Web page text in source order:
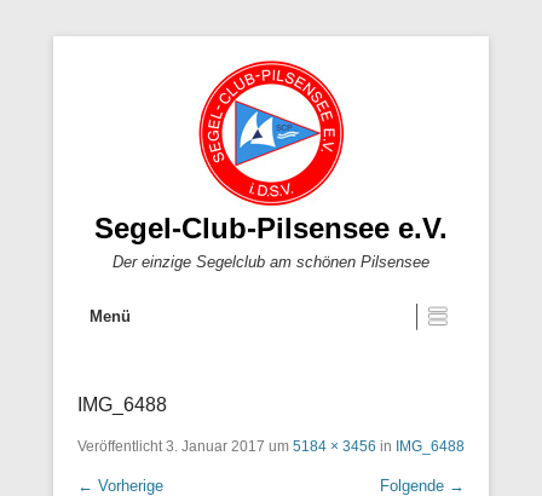
Segel-Club-Pilsensee e.V.
Der einzige Segelclub am schönen Pilsensee
Menü
IMG_6488
Veröffentlicht3. Januar 2017 um 5184 × 3456 in IMG_6488
← Vorherige Folgende →